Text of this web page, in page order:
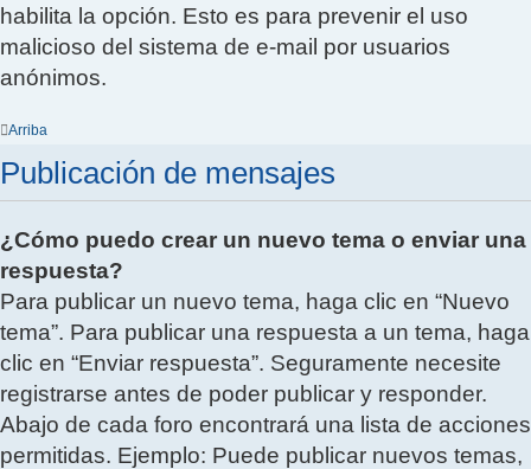
habilita la opción. Esto es para prevenir el uso
malicioso del sistema de e-mail por usuarios
anónimos.
Arriba
Publicación de mensajes
¿Cómo puedo crear un nuevo tema o enviar una
respuesta?
Para publicar un nuevo tema, haga clic en “Nuevo
tema”. Para publicar una respuesta a un tema, haga
clic en “Enviar respuesta”. Seguramente necesite
registrarse antes de poder publicar y responder.
Abajo de cada foro encontrará una lista de acciones
permitidas. Ejemplo: Puede publicar nuevos temas,